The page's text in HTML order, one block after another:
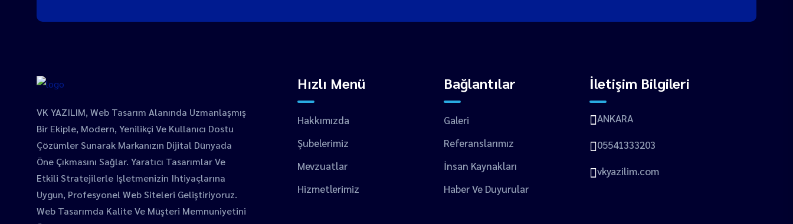
VK YAZILIM, Web Tasarım Alanında Uzmanlaşmış
Bir Ekiple, Modern, Yenilikçi Ve Kullanıcı Dostu
Çözümler Sunarak Markanızın Dijital Dünyada
Öne Çıkmasını Sağlar. Yaratıcı Tasarımlar Ve
Etkili Stratejilerle Işletmenizin Ihtiyaçlarına
Uygun, Profesyonel Web Siteleri Geliştiriyoruz.
Web Tasarımda Kalite Ve Müşteri Memnuniyetini
Hızlı Menü
Hakkımızda
Şubelerimiz
Mevzuatlar
Hizmetlerimiz
Bağlantılar
Galeri
Referanslarımız
İnsan Kaynakları
Haber Ve Duyurular
İletişim Bilgileri
ANKARA
05541333203
vkyazilim.com